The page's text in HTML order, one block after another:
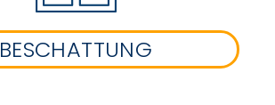
BESCHATTUNG